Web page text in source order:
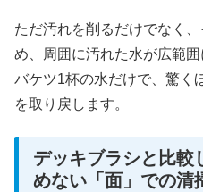
ただ汚れを削るだけでなく
め、周囲に汚れた水が広範囲
バケツ1杯の水だけで、驚く
を取り戻します。
デッキブラシと比較
めない「面」での清